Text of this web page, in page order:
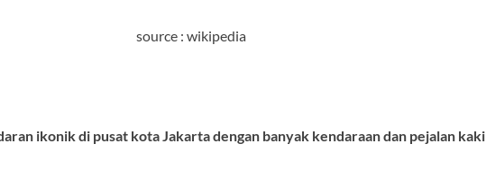
source : wikipedia
ikonik di pusat kota Jakarta dengan banyak kendaraan dan pejalan kaki